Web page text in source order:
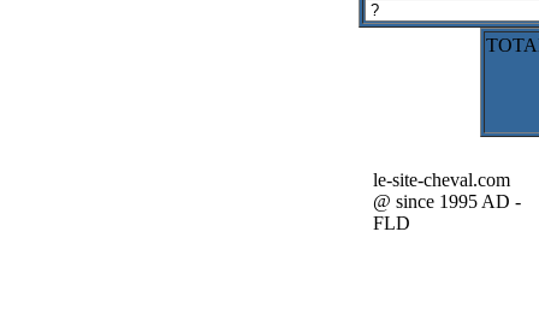
le-site-cheval.com
@ since 1995 AD -
FLD